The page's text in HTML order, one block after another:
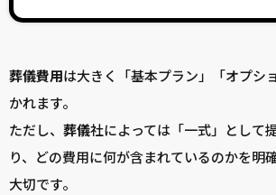
葬儀費用は大きく「基本プラン」「オプシ
かれます。
ただし、 葬儀社によっては「一式」として
り、どの費用に何が含まれているのかを明
大切です。